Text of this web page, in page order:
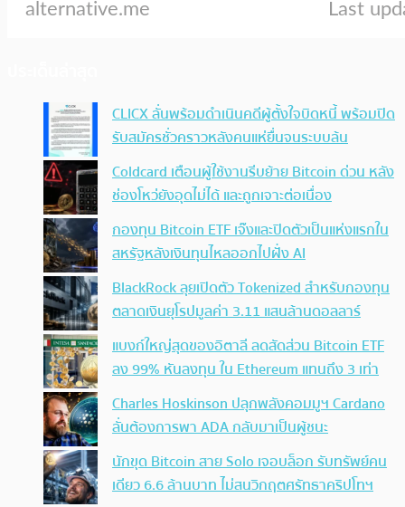
CLICX ลั่นพร้อมดำเนินคดีผู้ตั้งใจบิดหนี้ พร้อมปิด
รับสมัครชั่วคราวหลังคนแห่ยื่นจนระบบล้น
Coldcard เตือนผู้ใช้งานรีบย้าย Bitcoin ด่วน หลัง
ช่องโหว่ยังอุดไม่ได้ และถูกเจาะต่อเนื่อง
กองทุน Bitcoin ETF เจ๊งและปิดตัวเป็นแห่งแรกใน
สหรัฐหลังเงินทุนไหลออกไปฝั่ง AI
BlackRock ลุยเปิดตัว Tokenized สำหรับกองทุน
ตลาดเงินยุโรปมูลค่า 3.11 แสนล้านดอลลาร์
แบงก์ใหญ่สุดของอิตาลี ลดสัดส่วน Bitcoin ETF
ลง 99% หันลงทุน ใน Ethereum แทนถึง 3 เท่า
Charles Hoskinson ปลุกพลังคอมมูฯ Cardano
ลั่นต้องการพา ADA กลับมาเป็นผู้ชนะ
นักขุด Bitcoin สาย Solo เจอบล็อก รับทรัพย์คน
เดียว 6.6 ล้านบาท ไม่สนวิกฤตศรัทธาคริปโทฯ